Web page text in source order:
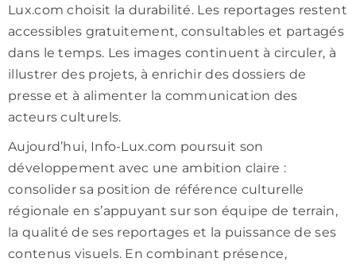
Lux.com choisit la durabilité. Les reportages restent
accessibles gratuitement, consultables et partagés
dans le temps. Les images continuent à circuler, à
illustrer des projets, à enrichir des dossiers de
presse et à alimenter la communication des
acteurs culturels.
Aujourd’hui, Info-Lux.com poursuit son
développement avec une ambition claire :
consolider sa position de référence culturelle
régionale en s’appuyant sur son équipe de terrain,
la qualité de ses reportages et la puissance de ses
contenus visuels. En combinant présence,